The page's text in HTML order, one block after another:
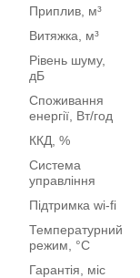
Приплив, м³
Витяжка, м³
Рівень шуму,
дБ
Споживання
енергії, Вт/год
ККД, %
Система
управління
Підтримка wi-fi
Температурний
режим, °C
Гарантія, міс